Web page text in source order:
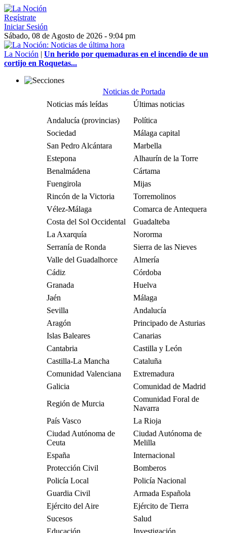
Regístrate
Iniciar Sesión
Sábado, 08 de Agosto de 2026 - 9:04 pm
La Noción | Un herido por quemaduras en el incendio de un
cortijo en Roquetas...
Noticias de Portada
Noticias más leídas
Últimas noticias
Andalucía (provincias)
Política
Sociedad
Málaga capital
San Pedro Alcántara
Marbella
Estepona
Alhaurín de la Torre
Benalmádena
Cártama
Fuengirola
Mijas
Rincón de la Victoria
Torremolinos
Vélez-Málaga
Comarca de Antequera
Costa del Sol Occidental
Guadalteba
La Axarquía
Nororma
Serranía de Ronda
Sierra de las Nieves
Valle del Guadalhorce
Almería
Cádiz
Córdoba
Granada
Huelva
Jaén
Málaga
Sevilla
Andalucía
Aragón
Principado de Asturias
Islas Baleares
Canarias
Cantabria
Castilla y León
Castilla-La Mancha
Cataluña
Comunidad Valenciana
Extremadura
Galicia
Comunidad de Madrid
Región de Murcia
Comunidad Foral de
Navarra
País Vasco
La Rioja
Ciudad Autónoma de
Ceuta
Ciudad Autónoma de
Melilla
España
Internacional
Protección Civil
Bomberos
Policía Local
Policía Nacional
Guardia Civil
Armada Española
Ejército del Aire
Ejército de Tierra
Sucesos
Salud
Educación
Investigación